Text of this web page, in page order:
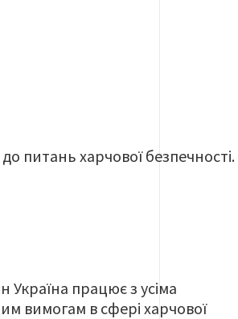
питань харчової безпечності.
Україна працює з усіма
вимогам в сфері харчової